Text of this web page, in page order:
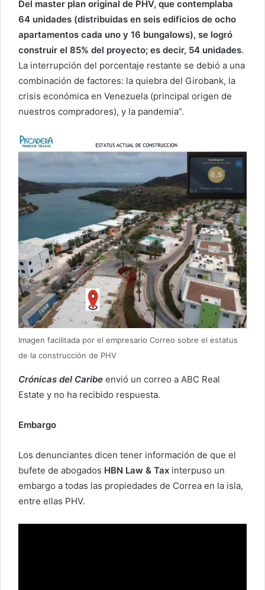
Del master plan original de PHV, que contemplaba
64 unidades (distribuidas en seis edificios de ocho
apartamentos cada uno y 16 bungalows), se logró
construir el 85% del proyecto; es decir, 54 unidades.
La interrupción del porcentaje restante se debió a una
combinación de factores: la quiebra del Girobank, la
crisis económica en Venezuela (principal origen de
nuestros compradores), y la pandemia”.
Imagen facilitada por el empresario Correo sobre el estatus
de la construcción de PHV
Crónicas del Caribe envió un correo a ABC Real
Estate y no ha recibido respuesta.
Embargo
Los denunciantes dicen tener información de que el
bufete de abogados HBN Law & Tax interpuso un
embargo a todas las propiedades de Correa en la isla,
entre ellas PHV.